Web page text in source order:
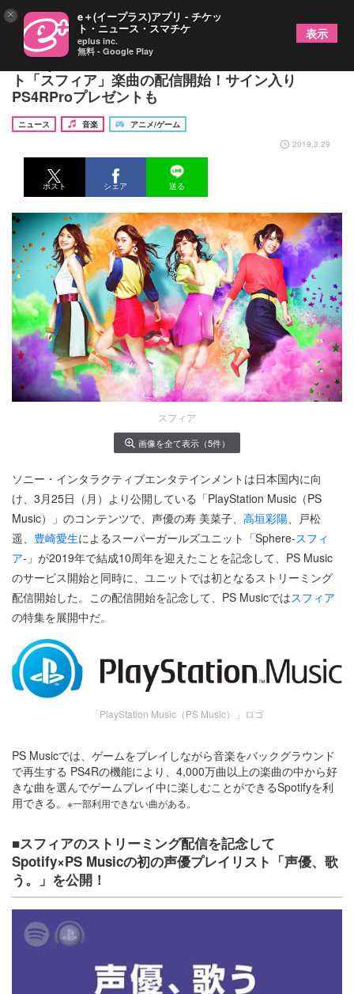
「PlayStation Music」でスーパーガールズユニッ
ト「スフィア」楽曲の配信開始！サイン入り
PS4RProプレゼントも
ニュース 音楽
アニメ/ゲーム
2019.3.29
ポスト シェア 送る
スフィア
画像を全て表示（5件）
ソニー・インタラクティブエンタテインメントは日本国内に向
け、3月25日（月）より公開している「PlayStation Music（PS
Music）」のコンテンツで、声優の寿 美菜子、 高垣彩陽、戸松
遥、 豊崎愛生によるスーパーガールズユニット「Sphere-スフィ
ア-」が2019年で結成10周年を迎えたことを記念して、PS Music
のサービス開始と同時に、ユニットでは初となるストリーミング
配信開始した。この配信開始を記念して、PS Musicではスフィア
の特集を展開中だ。
「PlayStation Music（PS Music）」ロゴ
PS Musicでは、ゲームをプレイしながら音楽をバックグラウンド
で再生する PS4Rの機能により、4,000万曲以上の楽曲の中から好
きな曲を選んでゲームプレイ中に楽しむことができるSpotifyを利
用できる。 ※一部利用できない曲がある。
■スフィアのストリーミング配信を記念して
Spotify×PS Musicの初の声優プレイリスト「声優、歌
う。」を公開！
× e＋(イープラス)アプリ - チケッ
ト・ニュース・スマチケ
eplus inc.
無料 - Google Play
表示